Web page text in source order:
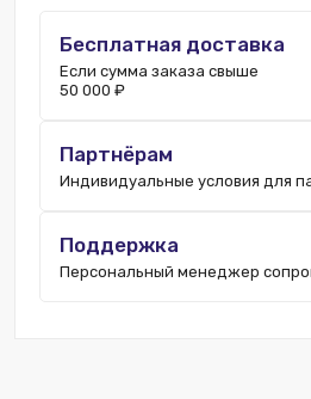
Бесплатная доставка
Если сумма заказа свыше
50 000 ₽
Партнёрам
Индивидуальные условия для
Поддержка
Персональный менеджер